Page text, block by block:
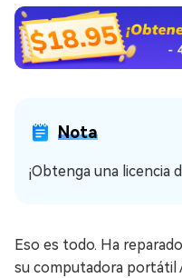
Nota
¡Obtenga una licencia
Eso es todo. Ha
su computadora portátil